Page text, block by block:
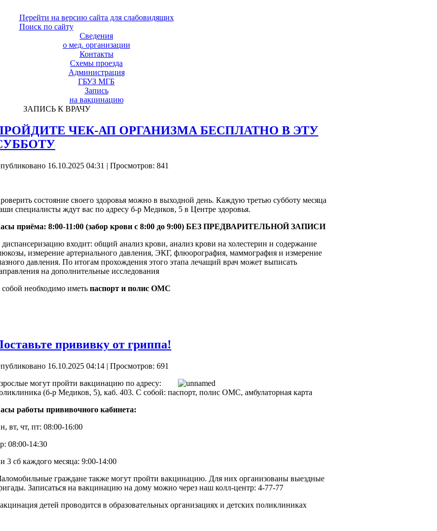
Перейти на версию сайта для слабовидящих
Поиск по сайту
Сведения
о мед. организации
Контакты
Схемы проезда
Администрация
ГБУЗ МГБ
Запись
на вакцинацию
ЗАПИСЬ К ВРАЧУ
ЧЕК-АП ОРГАНИЗМА БЕСПЛАТНО В ЭТУ
16.10.2025 04:31 | Просмотров: 841
состояние своего здоровья можно в выходной день. Каждую третью субботу месяца
специалисты ждут вас по адресу б-р Медиков, 5 в Центре здоровья.
приёма: 8:00-11:00 (забор крови с 8:00 до 9:00) БЕЗ ПРЕДВАРИТЕЛЬНОЙ ЗАПИСИ
входит: общий анализ крови, анализ крови на холестерин и содержание
измерение артериального давления, ЭКГ, флюорография, маммография и измерение
давления. По итогам прохождения этого этапа лечащий врач может выписать
на дополнительные исследования
необходимо иметь паспорт и полис ОМС
прививку от гриппа!
16.10.2025 04:14 | Просмотров: 691
могут пройти вакцинацию по адресу:
(б-р Медиков, 5), каб. 403. С собой: паспорт, полис ОМС, амбулаторная карта
работы прививочного кабинета:
вт, чт, пт: 08:00-16:00
08:00-14:30
3 сб каждого месяца: 9:00-14:00
граждане также могут пройти вакцинацию. Для них организованы выездные
Записаться на вакцинацию на дому можно через наш колл-центр: 4-77-77
детей проводится в образовательных организациях и детских поликлиниках